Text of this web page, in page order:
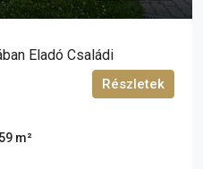
Eladó Családi
m²
Részletek